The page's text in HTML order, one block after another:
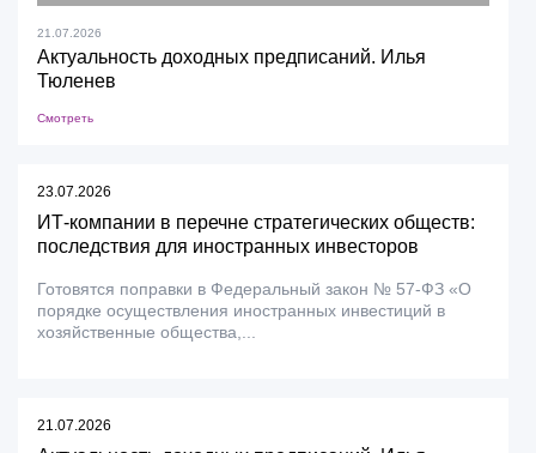
21.07.2026
Актуальность доходных предписаний. Илья
Тюленев
Смотреть
23.07.2026
ИТ-компании в перечне стратегических обществ:
последствия для иностранных инвесторов
Готовятся поправки в Федеральный закон № 57-ФЗ «О
порядке осуществления иностранных инвестиций в
хозяйственные общества,...
21.07.2026